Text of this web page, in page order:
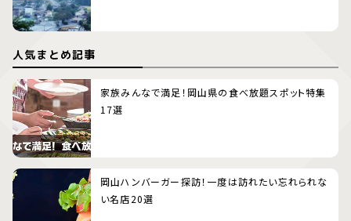
人気まとめ記事
家族みんなで満足！岡山県の食べ放題スポット特集
17選
岡山ハンバーガー探訪！一度は訪れたい忘れられな
い名店20選